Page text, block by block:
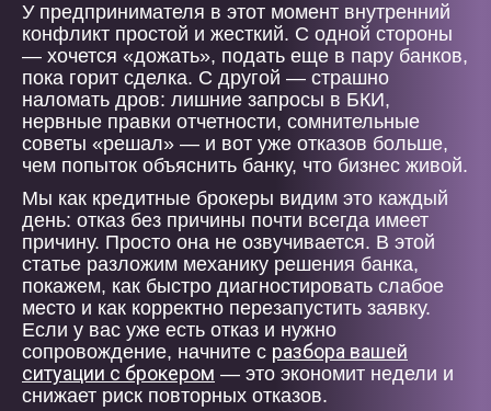
У предпринимателя в этот момент внутренний
конфликт простой и жесткий. С одной стороны
— хочется «дожать», подать еще в пару банков,
пока горит сделка. С другой — страшно
наломать дров: лишние запросы в БКИ,
нервные правки отчетности, сомнительные
советы «решал» — и вот уже отказов больше,
чем попыток объяснить банку, что бизнес живой.
Мы как кредитные брокеры видим это каждый
день: отказ без причины почти всегда имеет
причину. Просто она не озвучивается. В этой
статье разложим механику решения банка,
покажем, как быстро диагностировать слабое
место и как корректно перезапустить заявку.
Если у вас уже есть отказ и нужно
сопровождение, начните с разбора вашей
ситуации с брокером — это экономит недели и
снижает риск повторных отказов.